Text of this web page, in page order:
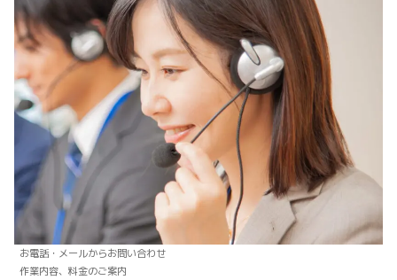
お電話・メールからお問い合わせ
作業内容、料金のご案内